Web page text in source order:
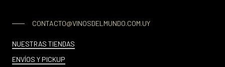
CONTACTO@VINOSDELMUNDO.COM.UY
NUESTRAS TIENDAS
ENVÍOS Y PICKUP